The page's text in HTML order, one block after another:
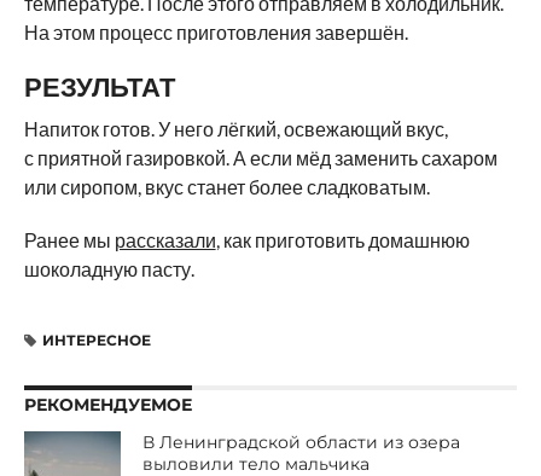
На этом процесс приготовления завершён.
РЕЗУЛЬТАТ
Напиток готов. У него лёгкий, освежающий вкус,
с приятной газировкой. А если мёд заменить сахаром
или сиропом, вкус станет более сладковатым.
Ранее мы рассказали, как приготовить домашнюю
шоколадную пасту.
ИНТЕРЕСНОЕ
РЕКОМЕНДУЕМОЕ
В Ленинградской области из озера
выловили тело мальчика